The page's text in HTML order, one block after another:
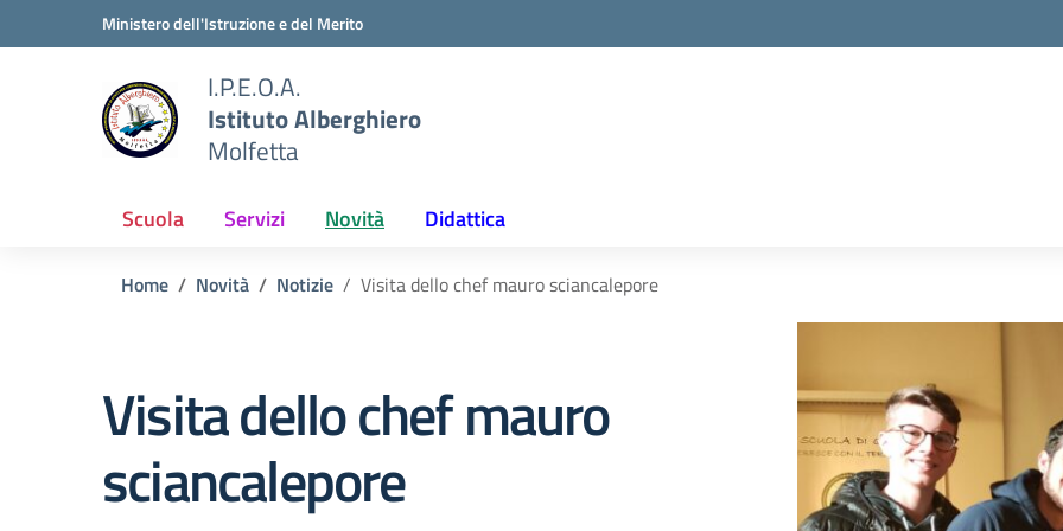
Vai ai contenuti
Vai al menu di navigazioneMinistero dell'Istruzione e del Merito
I.P.E.O.A.
Istituto Alberghiero
Molfetta
Scuola Servizi Novità Didattica
Home Novità Notizie Visita dello chef mauro sciancalepore
Visita dello chef mauro
sciancalepore